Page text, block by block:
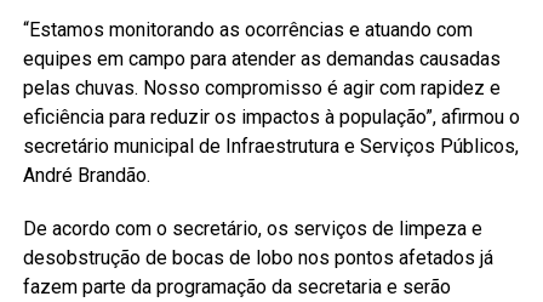
“Estamos monitorando as ocorrências e atuando com
equipes em campo para atender as demandas causadas
pelas chuvas. Nosso compromisso é agir com rapidez e
eficiência para reduzir os impactos à população”, afirmou o
secretário municipal de Infraestrutura e Serviços Públicos,
André Brandão.
De acordo com o secretário, os serviços de limpeza e
desobstrução de bocas de lobo nos pontos afetados já
fazem parte da programação da secretaria e serão